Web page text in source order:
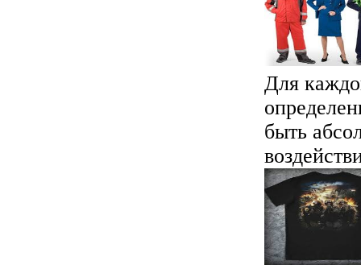
Для
быть